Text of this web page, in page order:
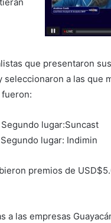
que presentaron
a las que
lugar:Suncast
lugar: Indimin
premios de
las empresas